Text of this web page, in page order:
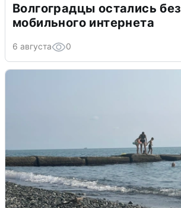
Волгоградцы остались без
мобильного интернета
6 августа 0